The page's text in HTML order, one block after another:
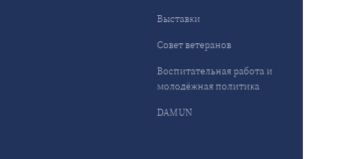
Выставки
Совет ветеранов
Воспитательная работа и
молодёжная политика
DAMUN